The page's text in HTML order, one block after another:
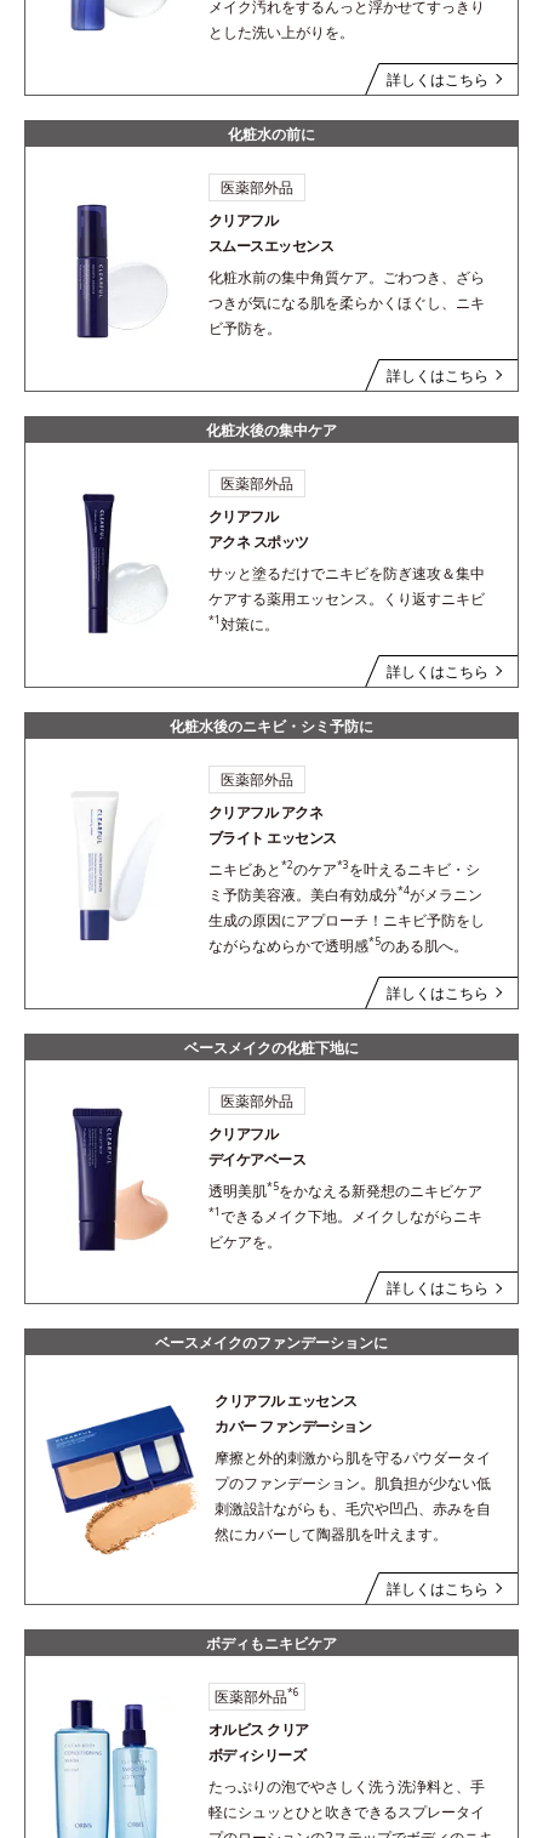
メイク汚れをするんっと浮かせてすっきり
とした洗い上がりを。
詳しくはこちら
化粧水の前に
医薬部外品
クリアフル
スムースエッセンス
化粧水前の集中角質ケア。ごわつき、ざら
つきが気になる肌を柔らかくほぐし、ニキ
ビ予防を。
詳しくはこちら
化粧水後の集中ケア
医薬部外品
クリアフル
アクネ スポッツ
サッと塗るだけでニキビを防ぎ速攻＆集中
ケアする薬用エッセンス。くり返すニキビ
*1対策に。
詳しくはこちら
化粧水後のニキビ・シミ予防に
医薬部外品
クリアフル アクネ
ブライト エッセンス
ニキビあと *2のケア*3を叶えるニキビ・シ
ミ予防美容液。美白有効成分*4がメラニン
生成の原因にアプローチ！ニキビ予防をし
ながらなめらかで透明感*5のある肌へ。
詳しくはこちら
ベースメイクの化粧下地に
医薬部外品
クリアフル
デイケアベース
透明美肌*5をかなえる新発想のニキビケア
*1できるメイク下地。メイクしながらニキ
ビケアを。
詳しくはこちら
ベースメイクのファンデーションに
クリアフル エッセンス
カバー ファンデーション
摩擦と外的刺激から肌を守るパウダータイ
プのファンデーション。肌負担が少ない低
刺激設計ながらも、毛穴や凹凸、赤みを自
然にカバーして陶器肌を叶えます。
詳しくはこちら
ボディもニキビケア
医薬部外品*6
オルビス クリア
ボディシリーズ
たっぷりの泡でやさしく洗う洗浄料と、手
軽にシュッとひと吹きできるスプレータイ